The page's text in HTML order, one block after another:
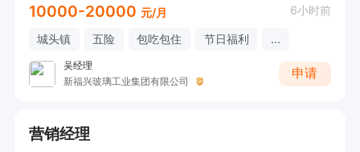
10000-20000 元/月 6小时前
城头镇 五险 包吃包住 节日福利 ...
吴经理
新福兴玻璃工业集团有限公司
申请
营销经理